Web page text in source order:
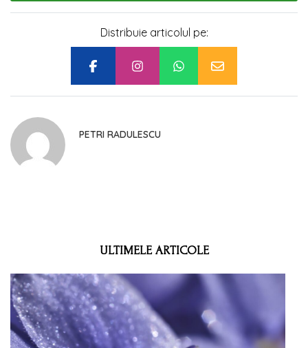
Distribuie articolul pe:
PETRI RADULESCU
ULTIMELE ARTICOLE